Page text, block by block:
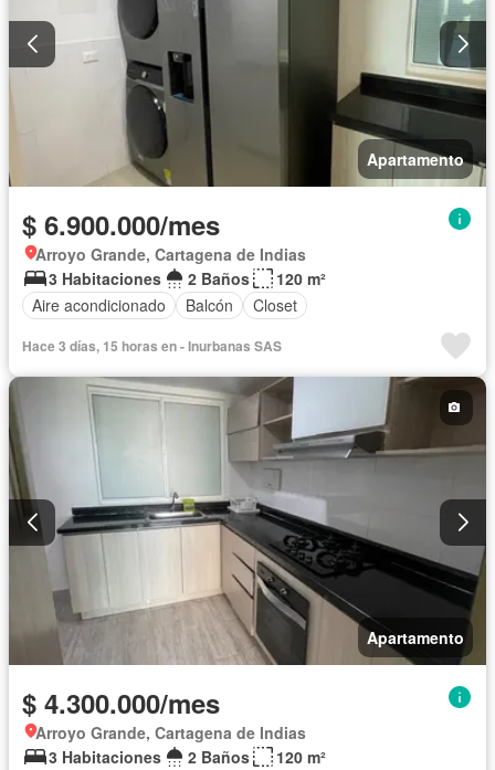
Apartamento
$ 6.900.000/mes
Arroyo Grande, Cartagena de Indias
3 Habitaciones
2 Baños
120 m²
Aire acondicionado
Balcón Closet
Hace 3 días, 15 horas en - Inurbanas SAS
Apartamento
$ 4.300.000/mes
Arroyo Grande, Cartagena de Indias
3 Habitaciones
2 Baños
120 m²